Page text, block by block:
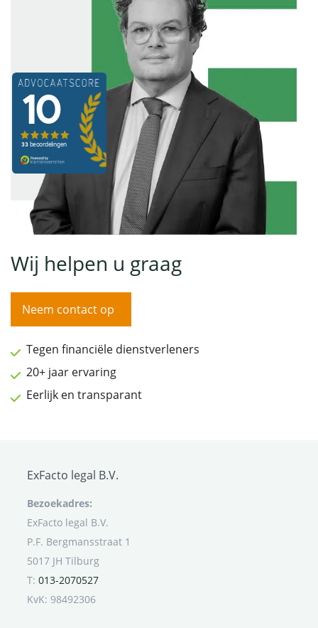
Wij helpen u graag
Neem contact op
Tegen financiële dienstverleners
20+ jaar ervaring
Eerlijk en transparant
ExFacto legal B.V.
Bezoekadres:
ExFacto legal B.V.
P.F. Bergmansstraat 1
5017 JH Tilburg
T: 013-2070527
KvK: 98492306